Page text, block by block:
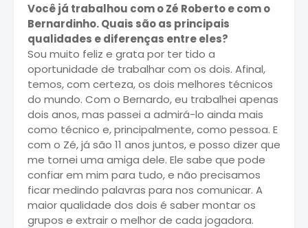
Você já trabalhou com o Zé Roberto e com o
Bernardinho. Quais são as principais
qualidades e diferenças entre eles?
Sou muito feliz e grata por ter tido a
oportunidade de trabalhar com os dois. Afinal,
temos, com certeza, os dois melhores técnicos
do mundo. Com o Bernardo, eu trabalhei apenas
dois anos, mas passei a admirá-lo ainda mais
como técnico e, principalmente, como pessoa. E
com o Zé, já são 11 anos juntos, e posso dizer que
me tornei uma amiga dele. Ele sabe que pode
confiar em mim para tudo, e não precisamos
ficar medindo palavras para nos comunicar. A
maior qualidade dos dois é saber montar os
grupos e extrair o melhor de cada jogadora.